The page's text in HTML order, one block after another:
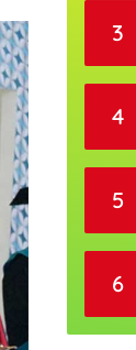
3
4
5
6